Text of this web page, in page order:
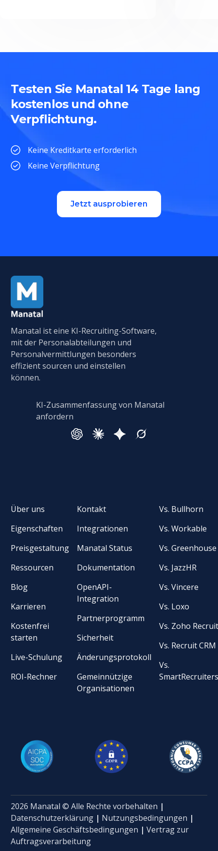
Testen Sie Manatal 14 Tage lang
kostenlos und ohne
Verpflichtung.
Keine Kreditkarte erforderlich
Keine Verpflichtung
Jetzt ausprobieren
Manatal ist eine KI-Recruiting-Software,
mit der Personalabteilungen und
Personalvermittlungen besonders
effizient sourcen und einstellen
können.
KI-Zusammenfassung von Manatal
anfordern
Über uns
Eigenschaften
Preisgestaltung
Ressourcen
Blog
Karrieren
Kostenfrei
starten
Live-Schulung
ROI-Rechner
Kontakt
Integrationen
Manatal Status
Dokumentation
OpenAPI-
Integration
Partnerprogramm
Sicherheit
Änderungsprotokoll
Gemeinnützige
Organisationen
Vs. Bullhorn
Vs. Workable
Vs. Greenhouse
Vs. JazzHR
Vs. Vincere
Vs. Loxo
Vs. Zoho
Vs. Recruit CRM
Vs.
2026 Manatal © Alle Rechte vorbehalten |
Datenschutzerklärung | Nutzungsbedingungen |
Allgemeine Geschäftsbedingungen | Vertrag zur
Auftragsverarbeitung